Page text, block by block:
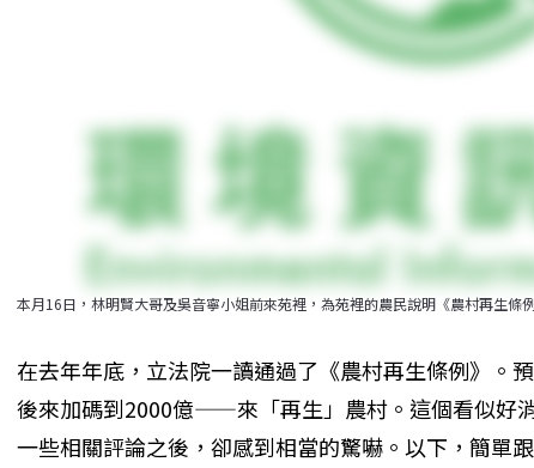
本月16日，林明賢大哥及吳音寧小姐前來苑裡，為苑裡的農民說明《農村再生條
在去年年底，立法院一讀通過了《農村再生條例》
後來加碼到2000億——來「再生」農村。這個看似好
一些相關評論之後，卻感到相當的驚嚇。以下，簡單